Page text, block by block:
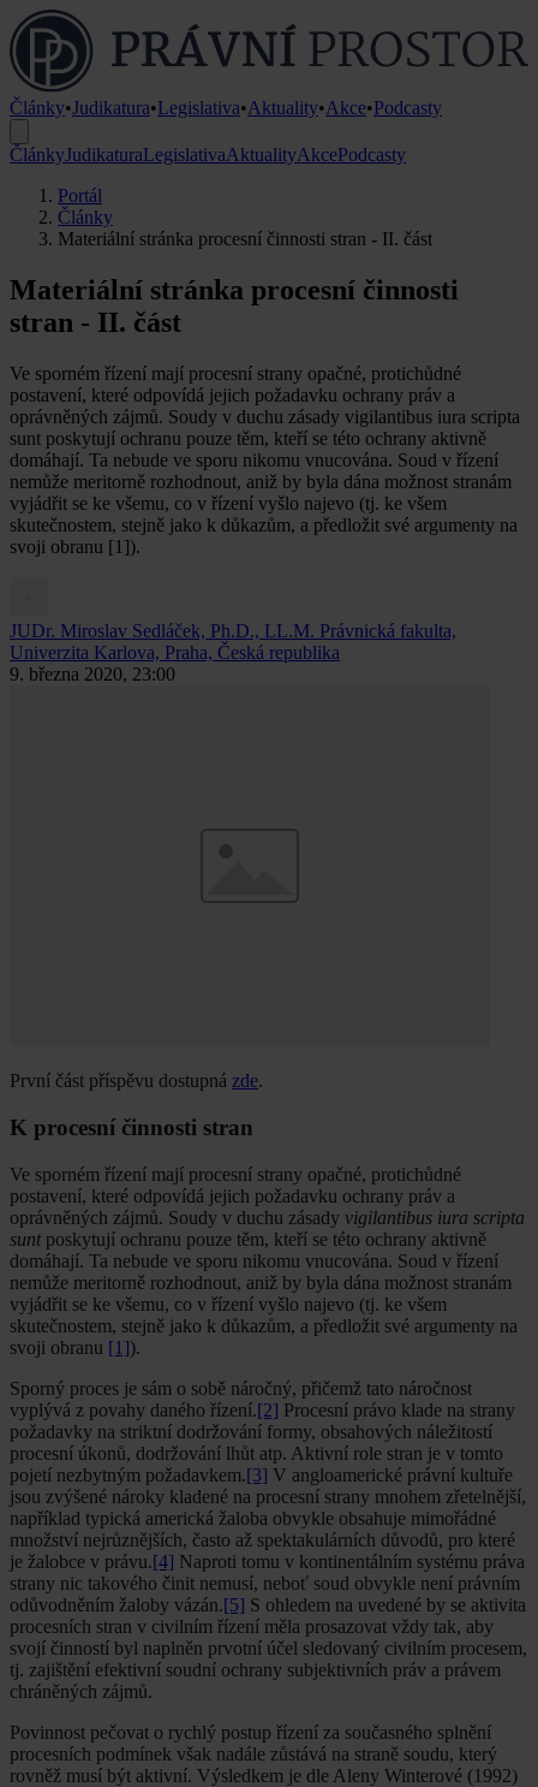
Články•Judikatura•Legislativa•Aktuality•Akce•Podcasty
ČlánkyJudikaturaLegislativaAktualityAkcePodcasty
Portál
Články
Materiální stránka procesní činnosti stran - II. část
Materiální stránka procesní činnosti
stran - II. část
Ve sporném řízení mají procesní strany opačné, protichůdné
postavení, které odpovídá jejich požadavku ochrany práv a
oprávněných zájmů. Soudy v duchu zásady vigilantibus iura scripta
sunt poskytují ochranu pouze těm, kteří se této ochrany aktivně
domáhají. Ta nebude ve sporu nikomu vnucována. Soud v řízení
nemůže meritorně rozhodnout, aniž by byla dána možnost stranám
vyjádřit se ke všemu, co v řízení vyšlo najevo (tj. ke všem
skutečnostem, stejně jako k důkazům, a předložit své argumenty na
svoji obranu [1]).
JUDr. Miroslav Sedláček, Ph.D., LL.M. Právnická fakulta,
Univerzita Karlova, Praha, Česká republika
9. března 2020, 23:00
První část příspěvu dostupná zde.
K procesní činnosti stran
Ve sporném řízení mají procesní strany opačné, protichůdné
postavení, které odpovídá jejich požadavku ochrany práv a
oprávněných zájmů. Soudy v duchu zásady vigilantibus iura scripta
suntposkytují ochranu pouze těm, kteří se této ochrany aktivně
domáhají. Ta nebude ve sporu nikomu vnucována. Soud v řízení
nemůže meritorně rozhodnout, aniž by byla dána možnost stranám
vyjádřit se ke všemu, co v řízení vyšlo najevo (tj. ke všem
skutečnostem, stejně jako k důkazům, a předložit své argumenty na
svoji obranu [1]).
Sporný proces je sám o sobě náročný, přičemž tato náročnost
vyplývá z povahy daného řízení.[2] Procesní právo klade na strany
požadavky na striktní dodržování formy, obsahových náležitostí
procesní úkonů, dodržování lhůt atp. Aktivní role stran je v tomto
pojetí nezbytným požadavkem.[3] V angloamerické právní kultuře
jsou zvýšené nároky kladené na procesní strany mnohem zřetelnější,
například typická americká žaloba obvykle obsahuje mimořádné
množství nejrůznějších, často až spektakulárních důvodů, pro které
je žalobce v právu.[4] Naproti tomu v kontinentálním systému práva
strany nic takového činit nemusí, neboť soud obvykle není právním
odůvodněním žaloby vázán.[5] S ohledem na uvedené by se aktivita
procesních stran v civilním řízení měla prosazovat vždy tak, aby
svojí činností byl naplněn prvotní účel sledovaný civilním procesem,
tj. zajištění efektivní soudní ochrany subjektivních práv a právem
chráněných zájmů.
Povinnost pečovat o rychlý postup řízení za současného splnění
procesních podmínek však nadále zůstává na straně soudu, který
rovněž musí být aktivní. Výsledkem je dle Aleny Winterové (1992)